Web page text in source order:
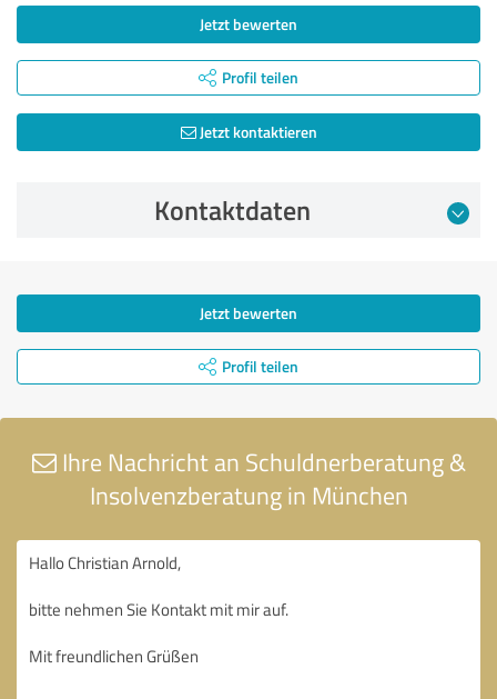
Jetzt bewerten
Profil teilen
Jetzt kontaktieren
Kontaktdaten
Jetzt bewerten
Profil teilen
Ihre Nachricht an Schuldnerberatung &
Insolvenzberatung in München